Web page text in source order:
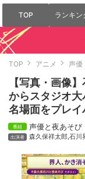
TOP ランキン
TOP アニメ 声優
【写真・画像
からスタジオ
名場面をプレイ
声優と夜あそび
森久保祥太郎,石川